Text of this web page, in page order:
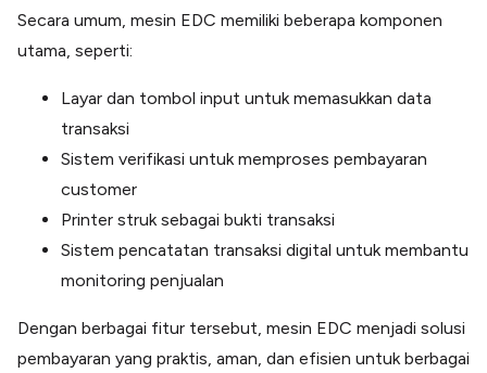
Secara umum, mesin EDC memiliki beberapa komponen
utama, seperti:
Layar dan tombol input untuk memasukkan data
transaksi
Sistem verifikasi untuk memproses pembayaran
customer
Printer struk sebagai bukti transaksi
Sistem pencatatan transaksi digital untuk membantu
monitoring penjualan
Dengan berbagai fitur tersebut, mesin EDC menjadi solusi
pembayaran yang praktis, aman, dan efisien untuk berbagai